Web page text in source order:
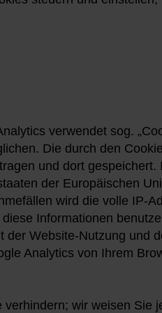
verwendet sog.
Die durch den
und dort
der Europäischen
wird die volle IP-
Informationen
Website-Nutzung und
Analytics von Ihrem
wir weisen Sie